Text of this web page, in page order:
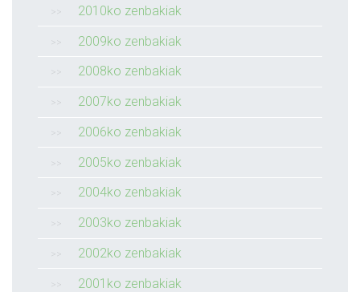
2010ko zenbakiak
2009ko zenbakiak
2008ko zenbakiak
2007ko zenbakiak
2006ko zenbakiak
2005ko zenbakiak
2004ko zenbakiak
2003ko zenbakiak
2002ko zenbakiak
2001ko zenbakiak